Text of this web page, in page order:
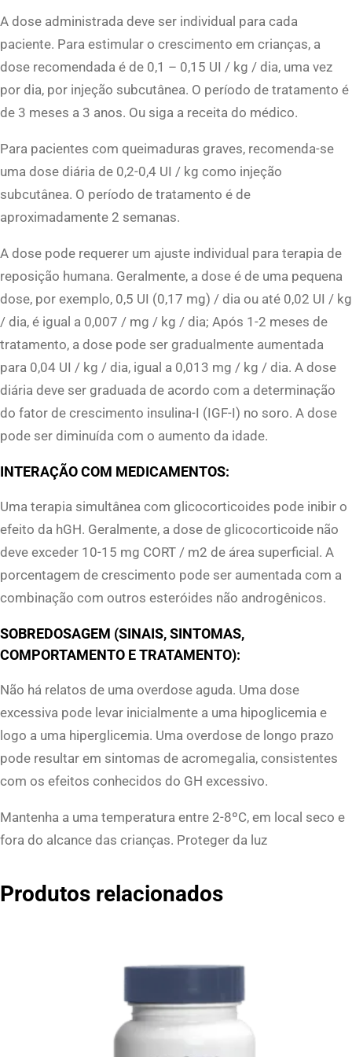
A dose administrada deve ser individual para cada
paciente. Para estimular o crescimento em crianças, a
dose recomendada é de 0,1 – 0,15 UI / kg / dia, uma vez
por dia, por injeção subcutânea. O período de tratamento é
de 3 meses a 3 anos. Ou siga a receita do médico.
Para pacientes com queimaduras graves, recomenda-se
uma dose diária de 0,2-0,4 UI / kg como injeção
subcutânea. O período de tratamento é de
aproximadamente 2 semanas.
A dose pode requerer um ajuste individual para terapia de
reposição humana. Geralmente, a dose é de uma pequena
dose, por exemplo, 0,5 UI (0,17 mg) / dia ou até 0,02 UI / kg
/ dia, é igual a 0,007 / mg / kg / dia; Após 1-2 meses de
tratamento, a dose pode ser gradualmente aumentada
para 0,04 UI ​​/ kg / dia, igual a 0,013 mg / kg / dia. A dose
diária deve ser graduada de acordo com a determinação
do fator de crescimento insulina-I (IGF-I) no soro. A dose
pode ser diminuída com o aumento da idade.
INTERAÇÃO COM MEDICAMENTOS:
Uma terapia simultânea com glicocorticoides pode inibir o
efeito da hGH. Geralmente, a dose de glicocorticoide não
deve exceder 10-15 mg CORT / m2 de área superficial. A
porcentagem de crescimento pode ser aumentada com a
combinação com outros esteróides não androgênicos.
SOBREDOSAGEM (SINAIS, SINTOMAS,
COMPORTAMENTO E TRATAMENTO):
Não há relatos de uma overdose aguda. Uma dose
excessiva pode levar inicialmente a uma hipoglicemia e
logo a uma hiperglicemia. Uma overdose de longo prazo
pode resultar em sintomas de acromegalia, consistentes
com os efeitos conhecidos do GH excessivo.
Mantenha a uma temperatura entre 2-8ºC, em local seco e
fora do alcance das crianças. Proteger da luz
Produtos relacionados